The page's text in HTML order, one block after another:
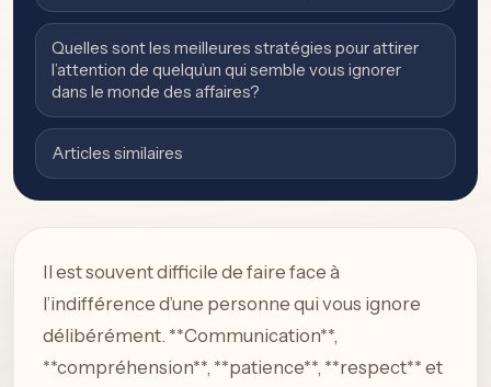
Quelles sont les meilleures stratégies pour attirer
l’attention de quelqu’un qui semble vous ignorer
dans le monde des affaires?
Articles similaires
Il est souvent difficile de faire face à
l’indifférence d’une personne qui vous ignore
délibérément. **Communication**,
**compréhension**, **patience**, **respect** et